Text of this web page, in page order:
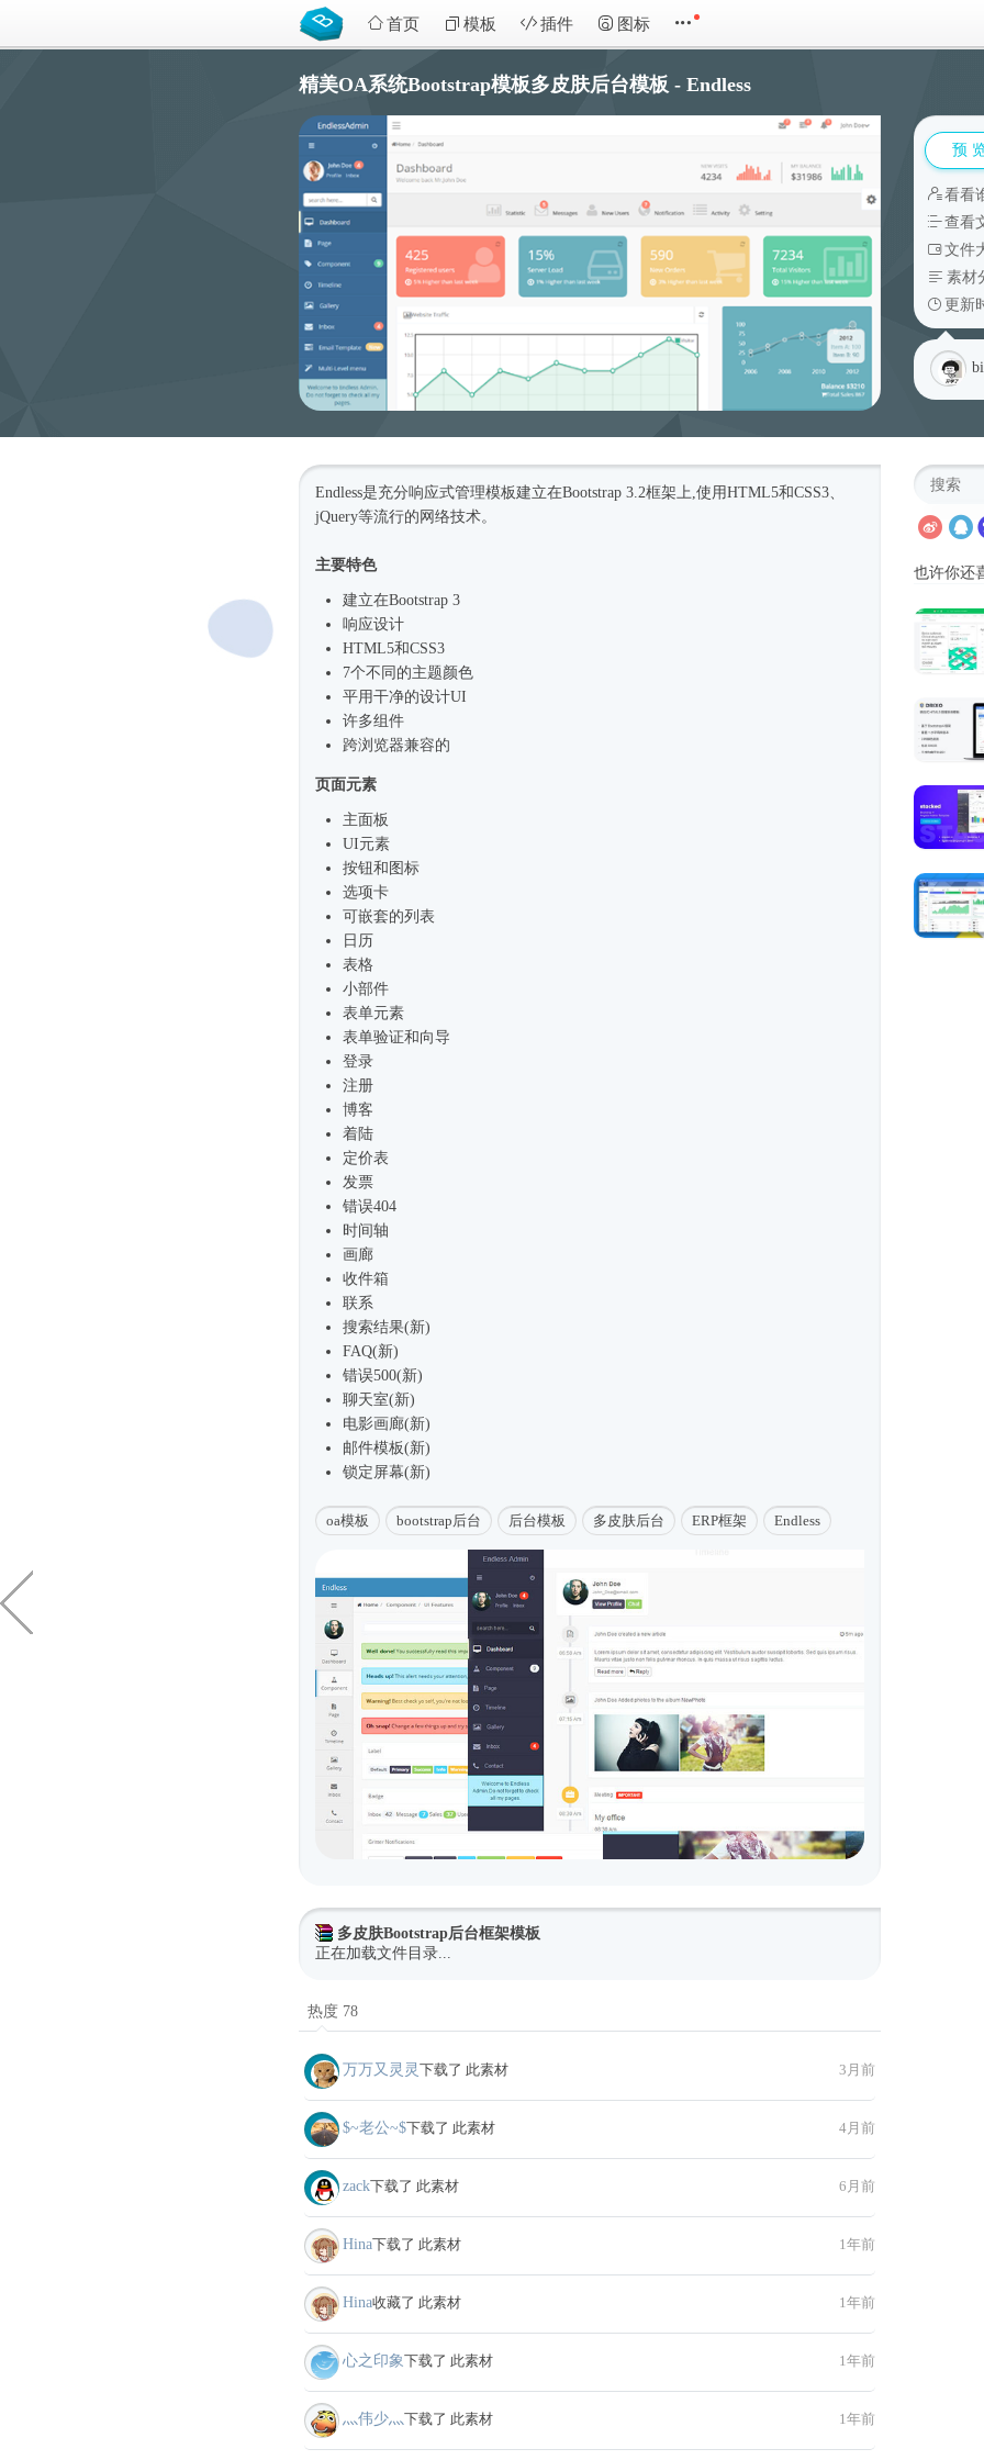
首页 模板 插件 图标
精美OA系统Bootstrap模板多皮肤后台模板 - Endless
预
看看
查看
文件
素材
更新
Endless是充分响应式管理模板建立在Bootstrap 3.2框架上,使用HTML5和CSS3、
jQuery等流行的网络技术。
主要特色
建立在Bootstrap 3
响应设计
HTML5和CSS3
7个不同的主题颜色
平用干净的设计UI
许多组件
跨浏览器兼容的
页面元素
主面板
UI元素
按钮和图标
选项卡
可嵌套的列表
日历
表格
小部件
表单元素
表单验证和向导
登录
注册
博客
着陆
定价表
发票
错误404
时间轴
画廊
收件箱
联系
搜索结果(新)
FAQ(新)
错误500(新)
聊天室(新)
电影画廊(新)
邮件模板(新)
锁定屏幕(新)
oa模板 bootstrap后台 后台模板 多皮肤后台 ERP框架 Endless
多皮肤Bootstrap后台框架模板
正在加载文件目录...
热度 78
万万又灵灵 下载了 此素材 3月前
$~老公~$下载了 此素材 4月前
zack下载了 此素材 6月前
Hina下载了 此素材 1年前
Hina收藏了 此素材 1年前
心之印象下载了 此素材 1年前
灬伟少灬下载了 此素材 1年前
也许你还